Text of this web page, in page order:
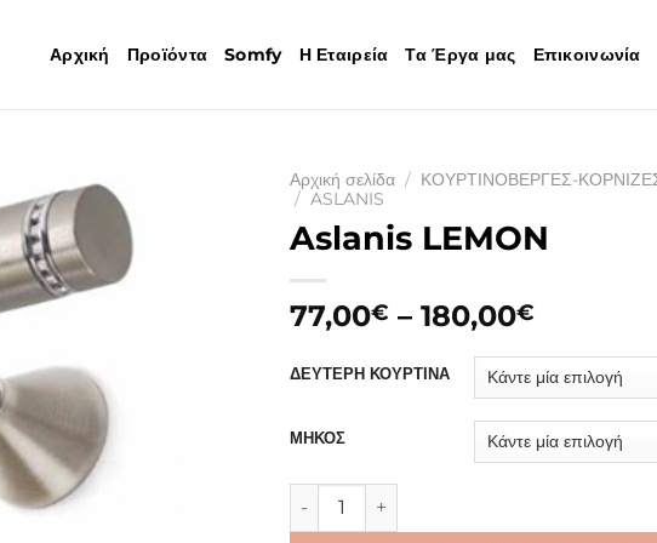
Αρχική Προϊόντα Somfy Η Εταιρεία Τα Έργα μας Επικοινωνία
Αρχική σελίδα / ΚΟΥΡΤΙΝΟΒΕΡΓΕΣ-
/ ASLANIS
Aslanis LEMON
77,00€ – 180,00€
77,00€
through
180,00€
ΔΕΥΤΕΡΗ ΚΟΥΡΤΙΝΑ
ΜΗΚΟΣ
Aslanis LEMON ποσότητα